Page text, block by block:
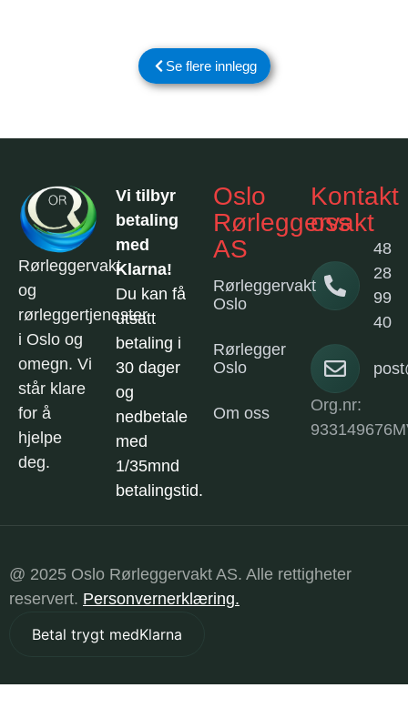
Se flere innlegg
Rørleggervakt
og
rørleggertjenester
i Oslo og
omegn. Vi
står klare
for å
hjelpe
deg.
Vi tilbyr
betaling
med
Klarna!
Du kan få
utsatt
betaling i
30 dager
og
nedbetale
med
1/35mnd
betalingstid.
Oslo
Rørleggervakt
AS
Rørleggervakt
Oslo
Rørlegger
Oslo
Om oss
Kontakt
oss
48
28
99
40
Org.nr:
@ 2025 Oslo Rørleggervakt AS. Alle rettigheter
reservert. Personvernerklæring.
Betal trygt medKlarna